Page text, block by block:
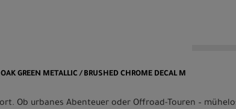
GREEN METALLIC / BRUSHED CHROME DECAL M
Ob urbanes Abenteuer oder Offroad-Touren –